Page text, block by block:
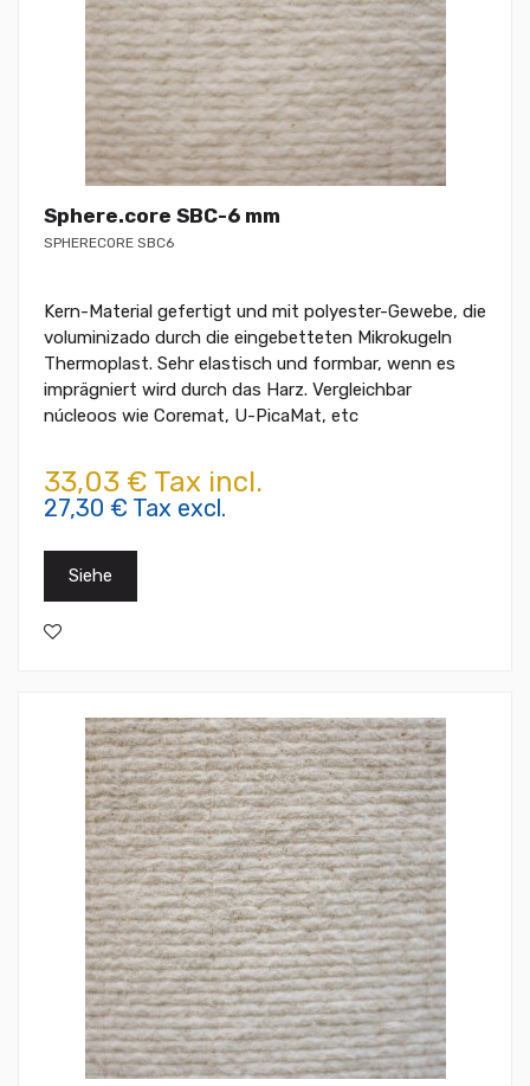
Sphere.core SBC-6 mm
SPHERECORE SBC6
Kern-Material gefertigt und mit polyester-Gewebe, die
voluminizado durch die eingebetteten Mikrokugeln
Thermoplast. Sehr elastisch und formbar, wenn es
imprägniert wird durch das Harz. Vergleichbar
núcleoos wie Coremat, U-PicaMat, etc
33,03 € Tax incl.
27,30 € Tax excl.
Siehe